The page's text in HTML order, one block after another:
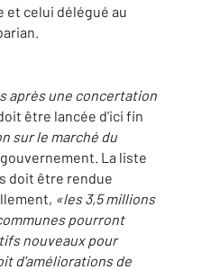
et celui délégué au
après une concertation
être lancée d'ici fin
sur le marché du
La liste
doit être rendue
«les 3,5 millions
pourront
nouveaux pour
d'améliorations de